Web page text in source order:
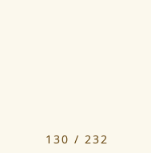
130 / 232